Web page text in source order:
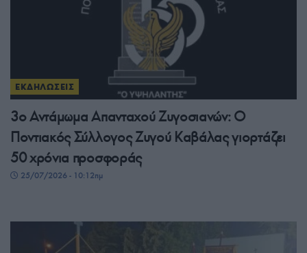
ΕΚΔΗΛΩΣΕΙΣ
3ο Αντάμωμα Απανταχού Ζυγοσιανών: Ο
Ποντιακός Σύλλογος Ζυγού Καβάλας γιορτάζει
50 χρόνια προσφοράς
25/07/2026 - 10:12πμ